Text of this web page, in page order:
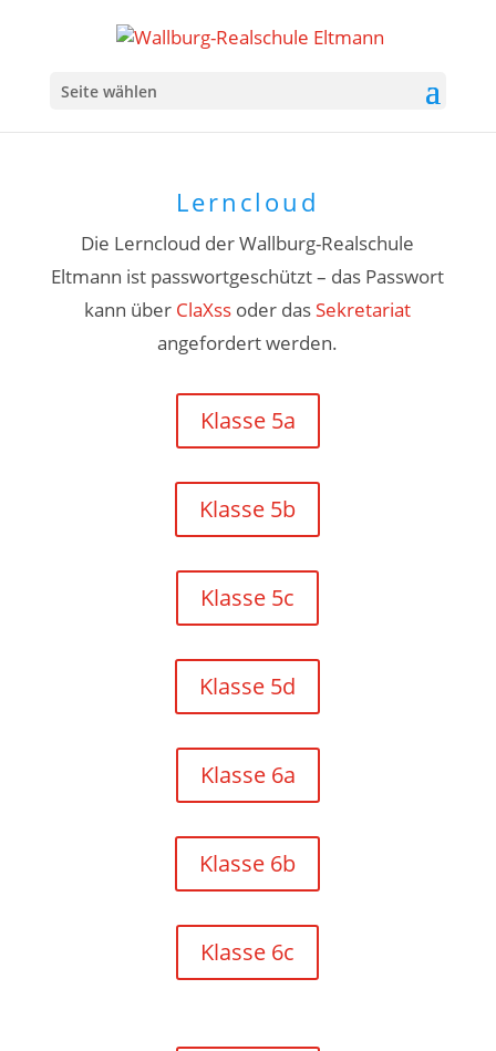
Seite wählen
Lerncloud
Die Lerncloud der Wallburg-Realschule
Eltmann ist passwortgeschützt – das Passwort
kann über ClaXss oder dasSekretariat
angefordert werden.
Klasse 5a
Klasse 5b
Klasse 5c
Klasse 5d
Klasse 6a
Klasse 6b
Klasse 6c